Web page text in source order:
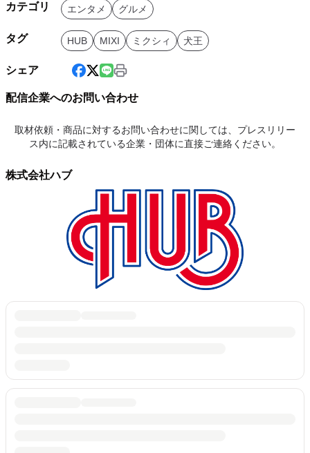
カテゴリ エンタメ グルメ
タグ HUB MIXI ミクシィ 犬王
シェア
配信企業へのお問い合わせ
取材依頼・商品に対するお問い合わせに関しては、プレスリリー
ス内に記載されている企業・団体に直接ご連絡ください。
株式会社ハブ